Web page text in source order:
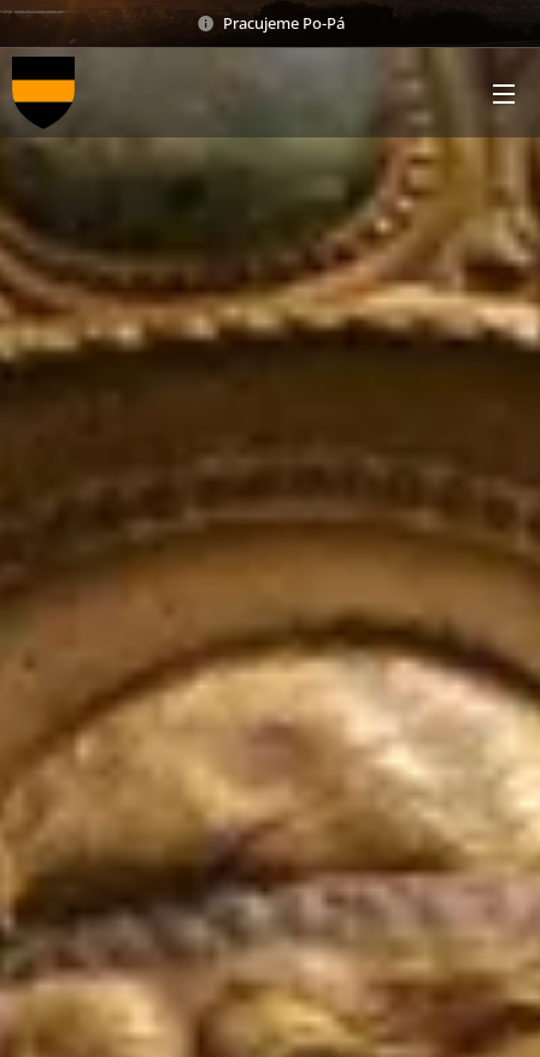
Pracujeme Po-Pá